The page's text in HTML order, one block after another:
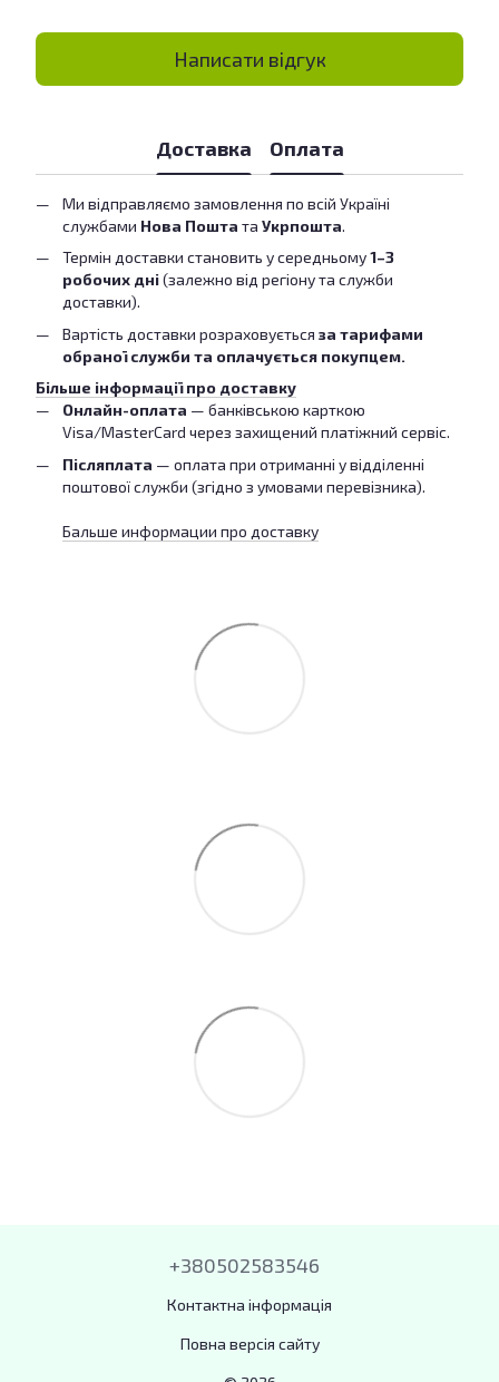
Написати відгук
Доставка Оплата
Ми відправляємо замовлення по всій Україні
службами Нова Пошта та Укрпошта.
Термін доставки становить у середньому1–3
робочих дні(залежно від регіону та служби
доставки).
Вартість доставки розраховується за тарифами
обраної служби та оплачується покупцем.
Більше інформації про доставку
Онлайн-оплата — банківською карткою
Visa/MasterCard через захищений платіжний сервіс.
Післяплата — оплата при отриманні у відділенні
поштової служби (згідно з умовами перевізника).
Бальше информации про доставку
+380502583546
Контактна інформація
Повна версія сайту